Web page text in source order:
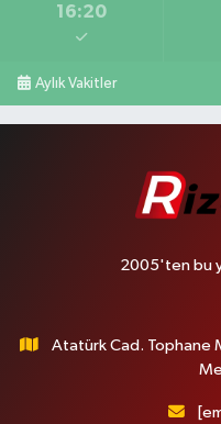
16:20
Aylık Vakitler
2005'ten bu
Atatürk Cad. Tophane